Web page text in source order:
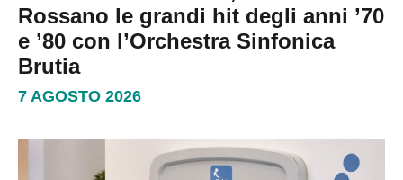
Rossano le grandi hit degli anni ’70
e ’80 con l’Orchestra Sinfonica
Brutia
7 AGOSTO 2026